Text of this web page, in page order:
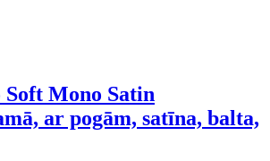
Soft Mono Satin
ar pogām, satīna, balta,